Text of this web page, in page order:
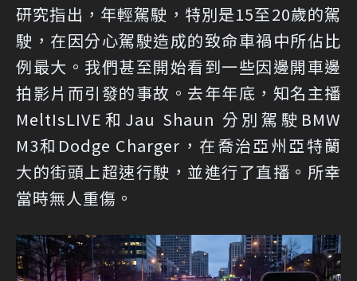
研究指出，年輕駕駛，特別是15至20歲的駕
駛，在因分心駕駛造成的致命車禍中所佔比
例最大。我們甚至開始看到一些因邊開車邊
拍影片而引發的事故。去年年底，知名主播
MeltIsLIVE和Jau Shaun 分別駕駛BMW
M3和Dodge Charger，在喬治亞州亞特蘭
大的街頭上超速行駛，並進行了直播。所幸
當時無人重傷。